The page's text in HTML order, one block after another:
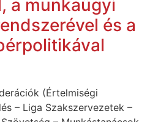
a munkaügyi
és a
(Értelmiségi
– Liga Szakszervezetek –